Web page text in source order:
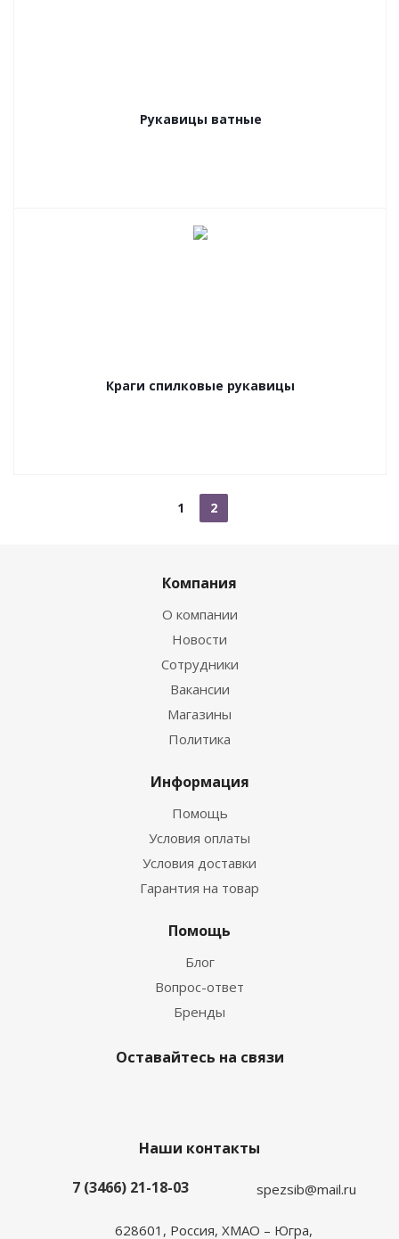
Рукавицы ватные
Краги спилковые рукавицы
1 2
Компания
О компании
Новости
Сотрудники
Вакансии
Магазины
Политика
Информация
Помощь
Условия оплаты
Условия доставки
Гарантия на товар
Помощь
Блог
Вопрос-ответ
Бренды
Оставайтесь на связи
Наши контакты
7 (3466) 21-18-03
spezsib@mail.ru
628601, Россия, ХМАО – Югра,